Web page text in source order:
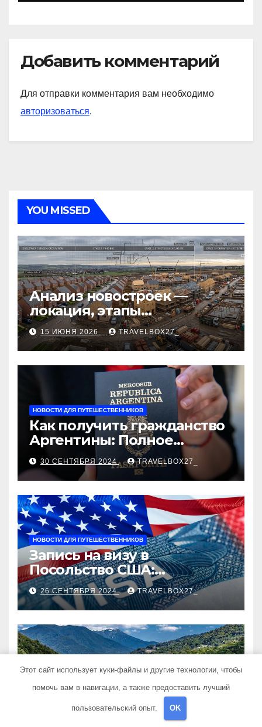
Добавить комментарий
Для отправки комментария вам необходимо
авторизоваться.
YOU MISSED
Анализ новостроек —
локация, этапы
строительства, проверка
застройщика, сценарии
оформления сделки и
рыночные ориентиры
15 ИЮНЯ 2026 TRAVELBOX27_
НОВОСТИ ДЛЯ ПУТЕШЕСТВЕННИКОВ
Как получить гражданство
Аргентины: Полное
руководство
30 СЕНТЯБРЯ 2024 TRAVELBOX27_
НОВОСТИ ДЛЯ ПУТЕШЕСТВЕННИКОВ
Запись на визу в
Посольство США:
Пошаговое руководство
26 СЕНТЯБРЯ 2024 TRAVELBOX27_
ПОЛЕЗНЫЕ СОВЕТЫ
Экскурсии в Сочи:
Путешествие в сердце
Черноморского курорта
TRAVELBOX27_
Этот сайт использует куки-файлы и другие технологии, чтобы
помочь вам в навигации, а также предоставить лучший
пользовательский опыт. OK